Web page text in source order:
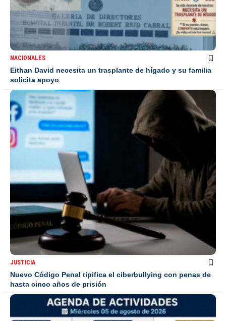
NACIONALES
Eithan David necesita un trasplante de hígado y su familia
solicita apoyo
JUSTICIA
Nuevo Código Penal tipifica el ciberbullying con penas de
hasta cinco años de prisión